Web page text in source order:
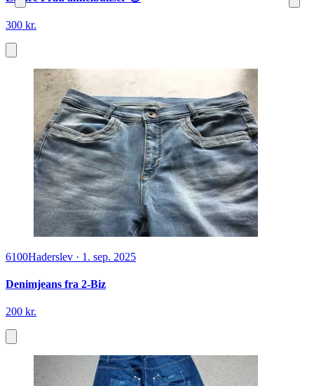
300 kr.
6100Haderslev · 1. sep. 2025
Denimjeans fra 2-Biz
200 kr.